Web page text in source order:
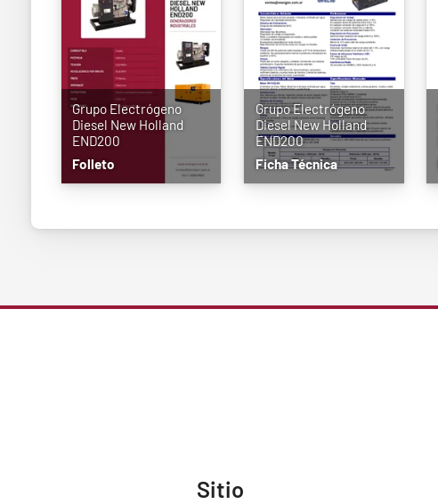
Grupo Electrógeno
Diesel New Holland
END200
Folleto
Grupo Electrógeno
Diesel New Holland
END200
Ficha Técnica
Sitio